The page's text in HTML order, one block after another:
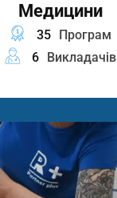
Медицини
35 Програм
6 Викладачів